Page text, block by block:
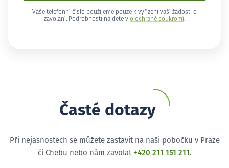
Vaše telefonní číslo použijeme pouze k vyřízení vaší žádosti o
zavolání. Podrobnosti najdete v o ochraně soukromí .
Časté dotazy
Při nejasnostech se můžete zastavit na naši pobočku v Praze
či Chebu nebo nám zavolat +420 211 151 211 .